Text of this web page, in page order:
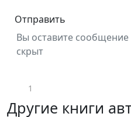
Отправить
Вы оставите сообщение
скрыт
1
Другие книги